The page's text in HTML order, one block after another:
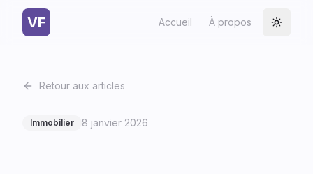
VF Accueil À propos Toggle
Retour aux articles
Immobilier 8 janvier 2026